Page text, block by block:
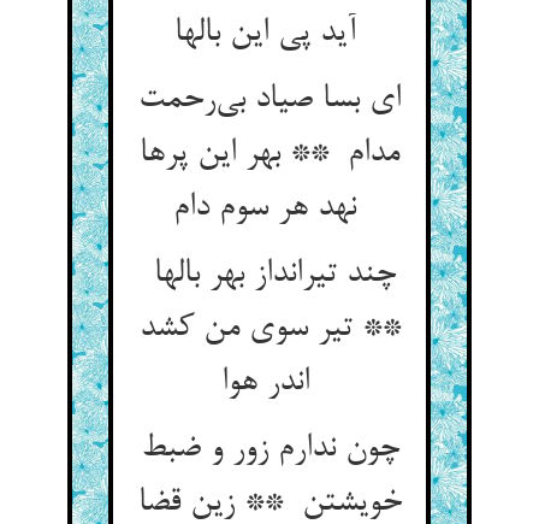
ای بسا صیاد بی‌رحمت
مدام ** بهر این پرها
نهد هر سوم دام
چند تیرانداز بهر بالها
** تیر سوی من کشد
اندر هوا
چون ندارم زور و ضبط
خویشتن ** زین قضا